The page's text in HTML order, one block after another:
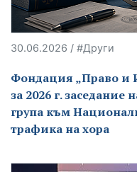
30.06.2026 / #Други
Фондация „Право и
за 2026 г. заседание
група към
трафика на хора